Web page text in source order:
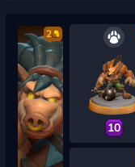
2
10